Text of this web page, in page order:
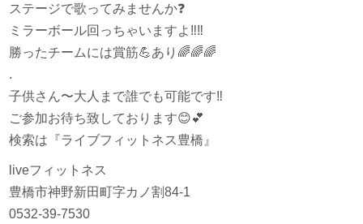
ステージで歌ってみませんか❓
ミラーボール回っちゃいますよ ‼️‼️
勝ったチームには賞筋💪あり 🌈🌈🌈
.
子供さん〜大人まで誰でも可能です‼️
ご参加お待ち致しております😊💕
検索は『ライブフィットネス豊橋』
liveフィットネス
豊橋市神野新田町字カノ割84-1
0532-39-7530